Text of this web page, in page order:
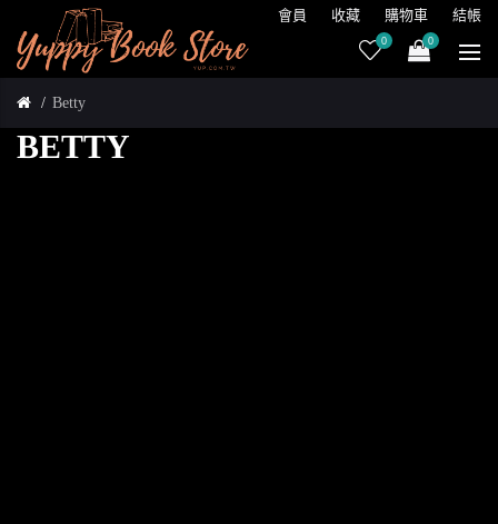
會員 收藏 購物車 結帳
0 0
Betty
BETTY